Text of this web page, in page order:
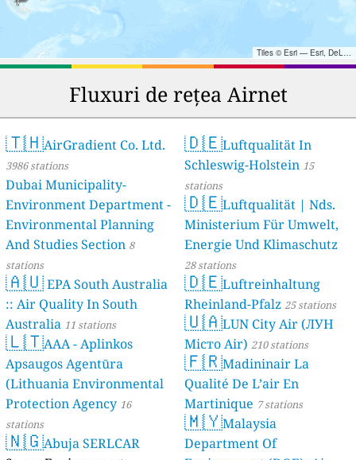
Tiles © Esri — Esri, DeLorme, NAVTEQ, TomTom, Intermap, iPC, USGS, FAO, NPS, NRCAN, GeoBase, Kadaster NL, Ordnance Survey, Esri Japan, METI, Esri China (Hong Kong), and the GIS User Community
Fluxuri de rețea Airnet
🇹🇭AirGradient Co. Ltd.
3986 stations
Dubai Municipality-
Environment Department -
Environmental Planning
And Studies Section 8
stations
🇦🇺EPA South Australia
:: Air Quality In South
Australia 11 stations
🇱🇹AAA - Aplinkos
Apsaugos Agentūra
(Lithuania Environmental
Protection Agency 16
stations
🇳🇬Abuja SERLCAR
🇩🇪Luftqualität In
Schleswig-Holstein 15
stations
🇩🇪Luftqualität | Nds.
Ministerium Für Umwelt,
Energie Und Klimaschutz
28 stations
🇩🇪Luftreinhaltung
Rheinland-Pfalz 25 stations
🇺🇦LUN City Air (ЛУН
Місто Air) 210 stations
🇫🇷Madininair La
Qualité De L’air En
Martinique 7 stations
🇲🇾Malaysia
Department Of